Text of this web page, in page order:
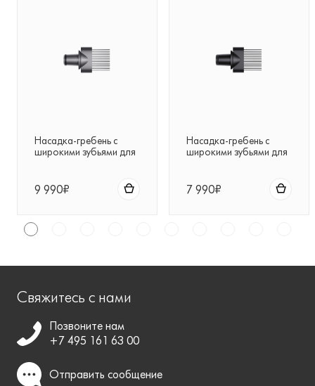
Насадка-гребень с
широкими зубьями для
9 990₽
Насадка-гребень с
широкими зубьями для
7 990₽
Свяжитесь с нами
Позвоните нам
+7 495 161 63 00
Отправить сообщение